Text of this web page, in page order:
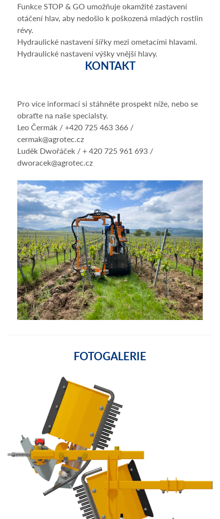
Funkce STOP & GO umožňuje okamžité zastavení
otáčení hlav, aby nedošlo k poškozená mladých rostlin
révy.
Hydraulické nastavení šířky mezi ometacími hlavami.
Hydraulické nastavení výšky vnější hlavy.
KONTAKT
Pro více informací si stáhněte prospekt níže, nebo se
obraťte na naše specialsty.
Leo Čermák / +420 725 463 366 /
cermak@agrotec.cz
Luděk Dwořáček / + 420 725 961 693 /
dworacek@agrotec.cz
FOTOGALERIE